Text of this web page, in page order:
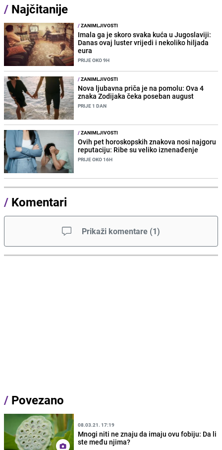
/ Najčitanije
/ZANIMLJIVOSTI
Imala ga je skoro svaka kuća u Jugoslaviji:
Danas ovaj luster vrijedi i nekoliko hiljada
eura
PRIJE OKO 9H
/ZANIMLJIVOSTI
Nova ljubavna priča je na pomolu: Ova 4
znaka Zodijaka čeka poseban august
PRIJE 1 DAN
/ZANIMLJIVOSTI
Ovih pet horoskopskih znakova nosi najgoru
reputaciju: Ribe su veliko iznenađenje
PRIJE OKO 16H
/ Komentari
Prikaži komentare (1)
/ Povezano
08.03.21. 17:19
Mnogi niti ne znaju da imaju ovu fobiju: Da li
ste među njima?